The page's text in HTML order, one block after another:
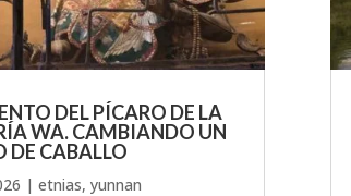
DEL PÍCARO DE LA
WA. CAMBIANDO UN
DE CABALLO
|etnias,yunnan